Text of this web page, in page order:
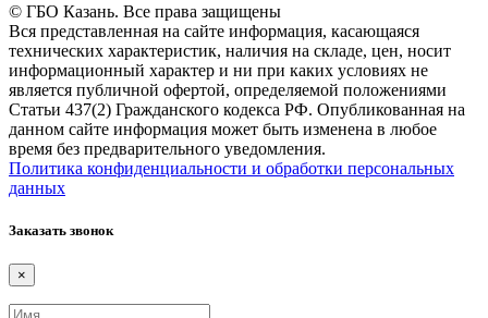
© ГБО Казань. Все права защищены
Вся представленная на сайте информация, касающаяся
технических характеристик, наличия на складе, цен, носит
информационный характер и ни при каких условиях не
является публичной офертой, определяемой положениями
Статьи 437(2) Гражданского кодекса РФ. Опубликованная на
данном сайте информация может быть изменена в любое
время без предварительного уведомления.
Политика конфиденциальности и обработки персональных
данных
Заказать звонок
×